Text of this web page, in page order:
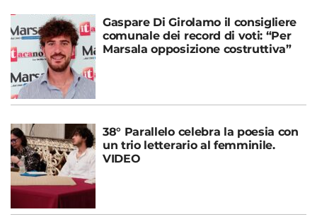
Gaspare Di Girolamo il consigliere
comunale dei record di voti: “Per
Marsala opposizione costruttiva”
38° Parallelo celebra la poesia con
un trio letterario al femminile.
VIDEO